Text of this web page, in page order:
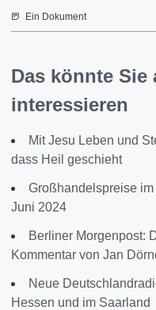
Ein Dokument
Das könnte Sie
interessieren
Mit Jesu Leben und
dass Heil geschieht
Großhandelspreise
Juni 2024
Berliner Morgenpost:
Kommentar von Jan
Neue
Hessen und im Saarland